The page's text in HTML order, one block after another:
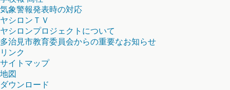
気象警報発表時の対応
ヤシロンＴＶ
ヤシロンプロジェクトについて
多治見市教育委員会からの重要なお知らせ
リンク
サイトマップ
地図
ダウンロード